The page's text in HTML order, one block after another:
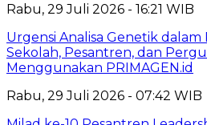
Rabu, 29 Juli 2026 - 16:21 WIB
Urgensi Analisa Genetik
Sekolah, Pesantren, dan
Menggunakan PRIMAGEN.id
Rabu, 29 Juli 2026 - 07:42 WIB